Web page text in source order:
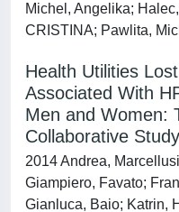
Michel, Angelika;
CRISTINA; Pawlita,
Health Utilities
Associated With
Men and Women:
Collaborative
2014 Andrea,
Giampiero, Favato;
Gianluca, Baio; Katrin,